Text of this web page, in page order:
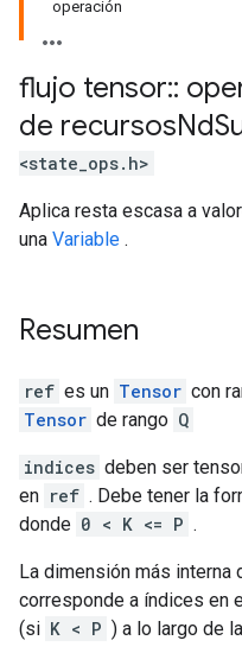
operación
flujo tensor::
de recursosNd
<state_ops.h>
Aplica resta escasa a
una Variable .
Resumen
ref es un Tensor con
Tensor de rango Q
indices deben ser
en ref . Debe tener la
donde 0 < K <= P .
La dimensión más interna
corresponde a índices en
(si K < P ) a lo largo de la